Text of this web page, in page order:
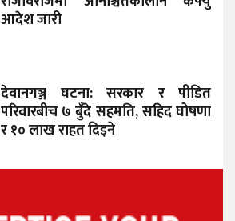
आदेश जारी
देवानगञ्ज घटना: सरकार र पीडित
परिवारबीच ७ बुँदे सहमति, सहिद घोषणा
र १० लाख राहत दिइने